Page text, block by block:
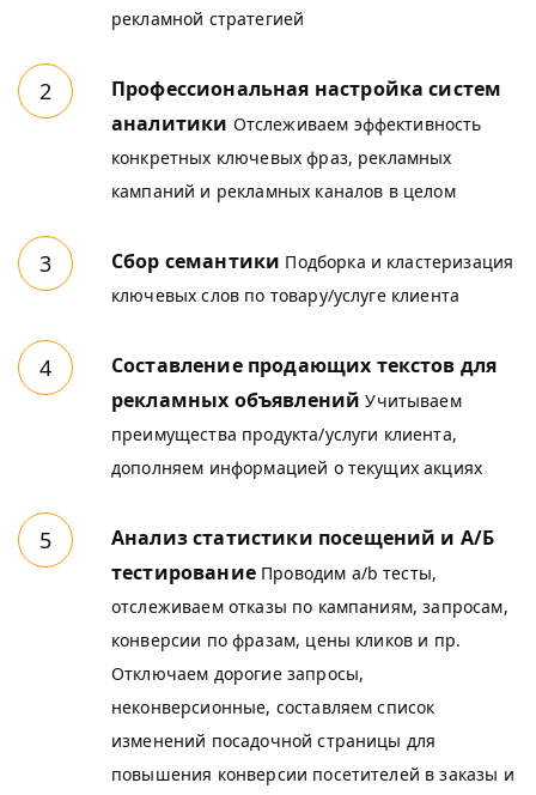
рекламной стратегией
Профессиональная настройка систем
аналитики Отслеживаем эффективность
конкретных ключевых фраз, рекламных
кампаний и рекламных каналов в целом
Сбор семантики Подборка и кластеризация
ключевых слов по товару/услуге клиента
Составление продающих текстов для
рекламных объявлений Учитываем
преимущества продукта/услуги клиента,
дополняем информацией о текущих акциях
Анализ статистики посещений и А/Б
тестированиеПроводим a/b тесты,
отслеживаем отказы по кампаниям, запросам,
конверсии по фразам, цены кликов и пр.
Отключаем дорогие запросы,
неконверсионные, составляем список
изменений посадочной страницы для
повышения конверсии посетителей в заказы и